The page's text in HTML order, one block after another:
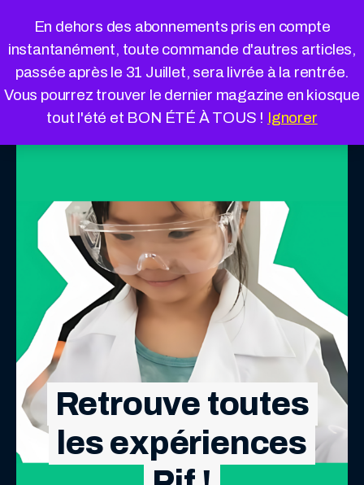
En dehors des abonnements pris en compte
instantanément, toute commande d'autres articles,
passée après le 31 Juillet, sera livrée à la rentrée.
Vous pourrez trouver le dernier magazine en kiosque
tout l'été et BON ÉTÉ À TOUS ! Ignorer
Retrouve toutes
les expériences